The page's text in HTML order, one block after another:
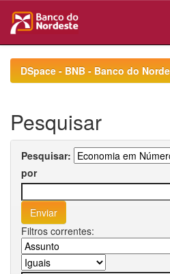
navigationDSpace - BNB - Banco do
Pesquisar
Pesquisar:
por
Filtros correntes: